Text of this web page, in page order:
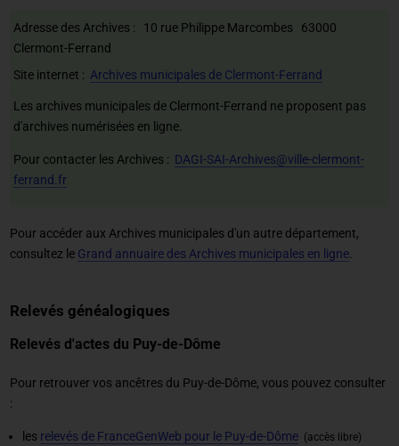
Adresse des Archives : 10 rue Philippe Marcombes 63000
Clermont-Ferrand
Site internet :Archives municipales de Clermont-Ferrand
Les archives municipales de Clermont-Ferrand ne proposent pas
d'archives numérisées en ligne.
Pour contacter les Archives : DAGI-SAI-Archives@ville-clermont-
ferrand.fr
Pour accéder aux Archives municipales d'un autre département,
consultez le Grand annuaire des Archives municipales en ligne.
Relevés généalogiques
Relevés d'actes du Puy-de-Dôme
Pour retrouver vos ancêtres du Puy-de-Dôme, vous pouvez consulter
:
les relevés de FranceGenWeb pour le Puy-de-Dôme (accès libre)